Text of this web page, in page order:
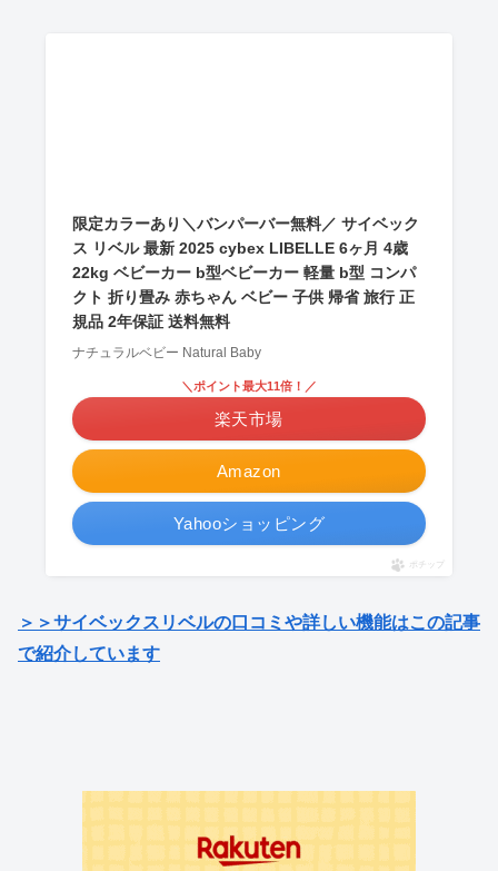
限定カラーあり＼バンパーバー無料／ サイベック
ス リベル 最新 2025 cybex LIBELLE 6ヶ月 4歳
22kg ベビーカー b型ベビーカー 軽量 b型 コンパ
クト 折り畳み 赤ちゃん ベビー 子供 帰省 旅行 正
規品 2年保証 送料無料
ナチュラルベビー Natural Baby
Amazon
＼ポイント最大11倍！／
楽天市場
Yahooショッピング
ポチップ
＞＞サイベックスリベルの口コミや詳しい機能はこの記事
で紹介しています